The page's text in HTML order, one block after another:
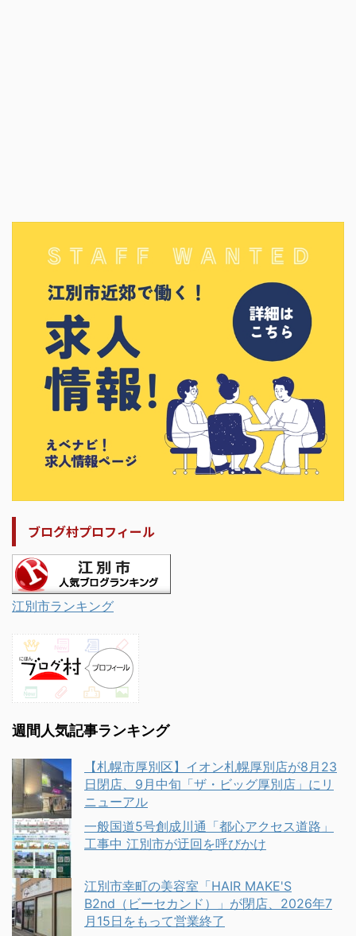
ブログ村プロフィール
江別市ランキング
週間人気記事ランキング
【札幌市厚別区】イオン札幌厚別店が8月23
日閉店、9月中旬「ザ・ビッグ厚別店」にリ
ニューアル
一般国道5号創成川通「都心アクセス道路」
工事中 江別市が迂回を呼びかけ
江別市幸町の美容室「HAIR MAKE'S
B2nd（ビーセカンド）」が閉店、2026年7
月15日をもって営業終了